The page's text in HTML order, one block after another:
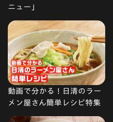
ニュー」
動画で分かる！日清のラー
メン屋さん簡単レシピ特集